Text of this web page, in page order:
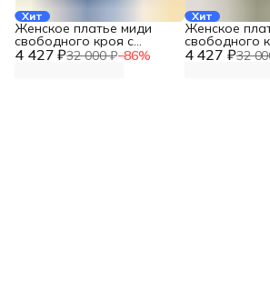
Хит
4 427 ₽32 000 ₽−86%
Женское платье миди
свободного кроя с
карманами
Хит
4 427 ₽32
Женское
свободного
карманами